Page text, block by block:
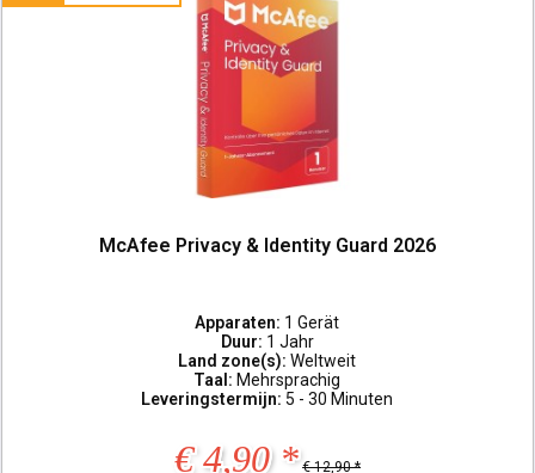
McAfee Privacy & Identity Guard 2026
Apparaten: 1 Gerät
Duur: 1 Jahr
Land zone(s):Weltweit
Taal:Mehrsprachig
Leveringstermijn: 5 - 30 Minuten
€ 4,90 * € 12,90 *